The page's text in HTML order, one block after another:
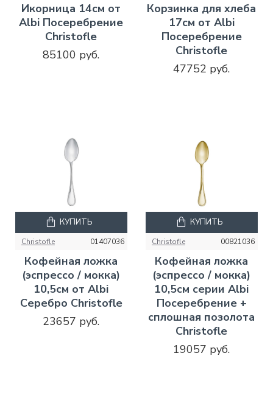
Икорница 14см от
Albi Посеребрение
Christofle
85100 руб.
Корзинка для хлеба
17см от Albi
Посеребрение
Christofle
47752 руб.
Christofle 01407036
Кофейная ложка
(эспрессо / мокка)
10,5см от Albi
Серебро Christofle
23657 руб.
КУПИТЬ
Christofle 00821036
Кофейная ложка
(эспрессо / мокка)
10,5см серии Albi
Посеребрение +
сплошная позолота
Christofle
19057 руб.
КУПИТЬ